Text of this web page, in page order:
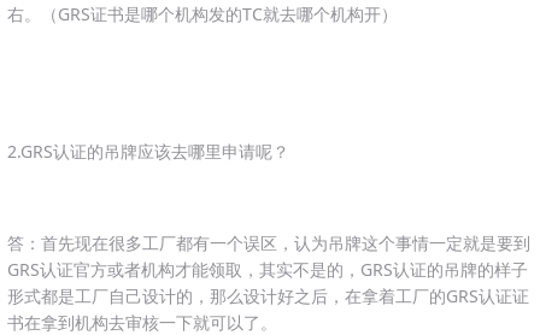
右。（GRS证书是哪个机构发的TC就去哪个机构开）
2.GRS认证的吊牌应该去哪里申请呢？
答：首先现在很多工厂都有一个误区，认为吊牌这个事情一定就是要到
GRS认证官方或者机构才能领取，其实不是的，GRS认证的吊牌的样子
形式都是工厂自己设计的，那么设计好之后，在拿着工厂的GRS认证证
书在拿到机构去审核一下就可以了。